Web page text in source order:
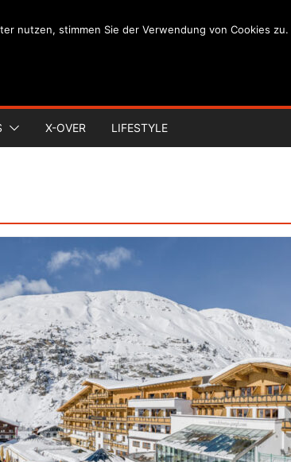
X-OVER LIFESTYLE
nutzen, stimmen Sie der Verwendung von Cookies zu.